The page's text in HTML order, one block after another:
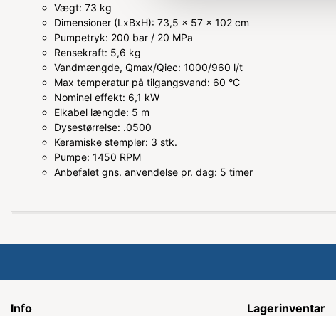
Vægt: 73 kg
Dimensioner (LxBxH): 73,5 x 57 x 102 cm
Pumpetryk: 200 bar / 20 MPa
Rensekraft: 5,6 kg
Vandmængde, Qmax/Qiec: 1000/960 l/t
Max temperatur på tilgangsvand: 60 °C
Nominel effekt: 6,1 kW
Elkabel længde: 5 m
Dysestørrelse: .0500
Keramiske stempler: 3 stk.
Pumpe: 1450 RPM
Anbefalet gns. anvendelse pr. dag: 5 timer
Info Lagerinventar